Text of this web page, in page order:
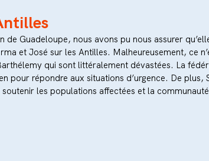
Guadeloupe, nous avons pu nous assurer
et José sur les Antilles. Malheureusement, ce
qui sont littéralement dévastées. La
pour répondre aux situations d’urgence. De plus,
les populations affectées et la